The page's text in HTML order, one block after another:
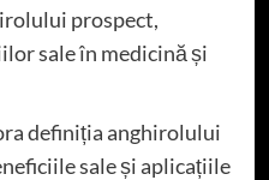
prospect,
sale în medicină și
definiția anghirolului
sale și aplicațiile